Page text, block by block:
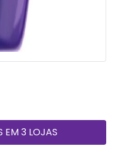
EM 3 LOJAS